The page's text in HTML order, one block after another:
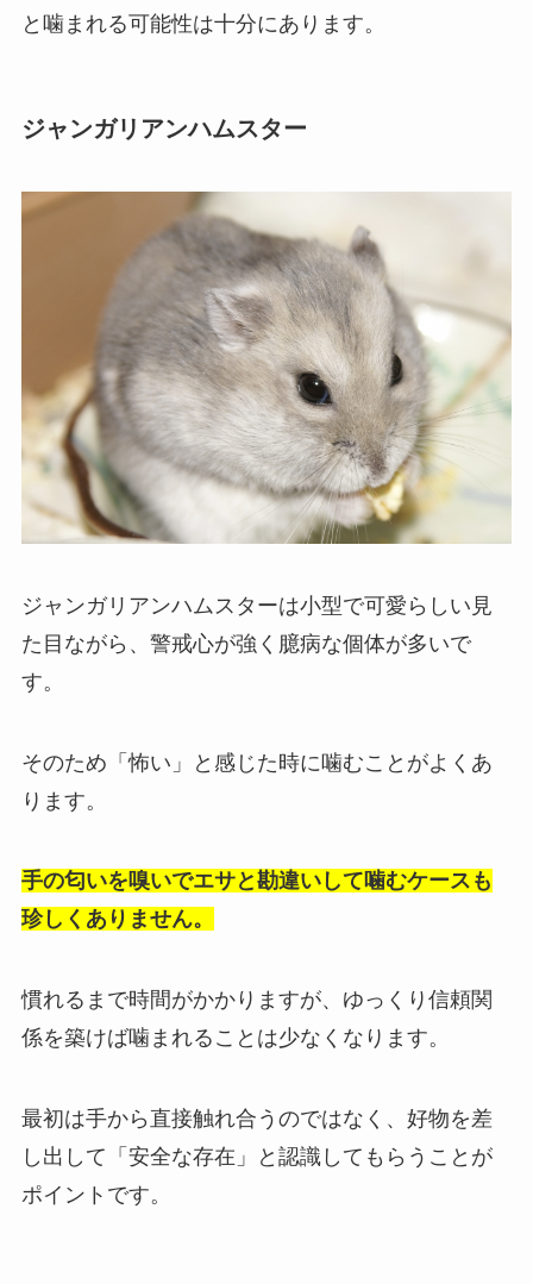
と噛まれる可能性は十分にあります。
ジャンガリアンハムスター
ジャンガリアンハムスターは小型で可愛らしい見
た目ながら、警戒心が強く臆病な個体が多いで
す。
そのため「怖い」と感じた時に噛むことがよくあ
ります。
手の匂いを嗅いでエサと勘違いして噛むケースも
珍しくありません。
慣れるまで時間がかかりますが、ゆっくり信頼関
係を築けば噛まれることは少なくなります。
最初は手から直接触れ合うのではなく、好物を差
し出して「安全な存在」と認識してもらうことが
ポイントです。